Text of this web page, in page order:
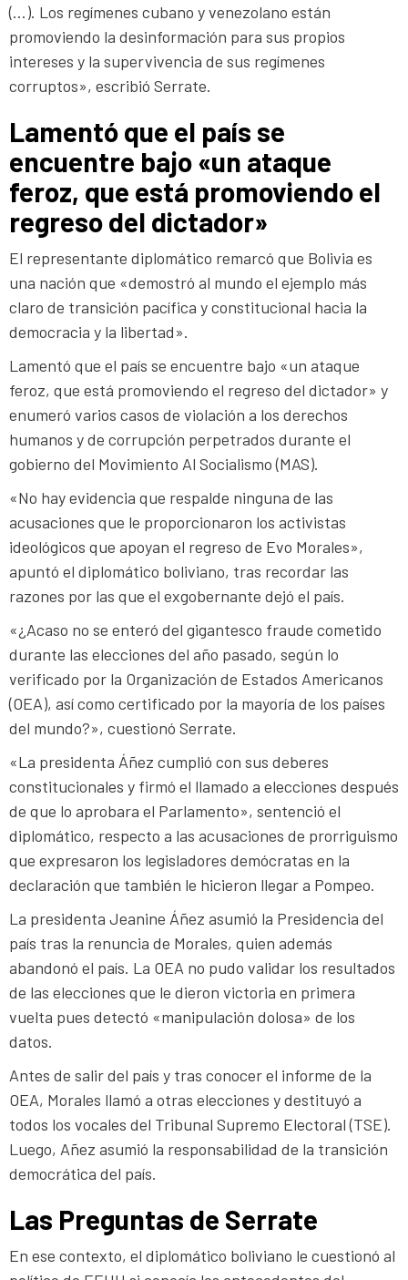
(…). Los regímenes cubano y venezolano están
promoviendo la desinformación para sus propios
intereses y la supervivencia de sus regímenes
corruptos», escribió Serrate.
Lamentó que el país se
encuentre bajo «un ataque
feroz, que está promoviendo el
regreso del dictador»
El representante diplomático remarcó que Bolivia es
una nación que «demostró al mundo el ejemplo más
claro de transición pacífica y constitucional hacia la
democracia y la libertad».
Lamentó que el país se encuentre bajo «un ataque
feroz, que está promoviendo el regreso del dictador» y
enumeró varios casos de violación a los derechos
humanos y de corrupción perpetrados durante el
gobierno del Movimiento Al Socialismo (MAS).
«No hay evidencia que respalde ninguna de las
acusaciones que le proporcionaron los activistas
ideológicos que apoyan el regreso de Evo Morales»,
apuntó el diplomático boliviano, tras recordar las
razones por las que el exgobernante dejó el país.
«¿Acaso no se enteró del gigantesco fraude cometido
durante las elecciones del año pasado, según lo
verificado por la Organización de Estados Americanos
(OEA), así como certificado por la mayoría de los países
del mundo?», cuestionó Serrate.
«La presidenta Áñez cumplió con sus deberes
constitucionales y firmó el llamado a elecciones después
de que lo aprobara el Parlamento», sentenció el
diplomático, respecto a las acusaciones de prorriguismo
que expresaron los legisladores demócratas en la
declaración que también le hicieron llegar a Pompeo.
La presidenta Jeanine Áñez asumió la Presidencia del
país tras la renuncia de Morales, quien además
abandonó el país. La OEA no pudo validar los resultados
de las elecciones que le dieron victoria en primera
vuelta pues detectó «manipulación dolosa» de los
datos.
Antes de salir del país y tras conocer el informe de la
OEA, Morales llamó a otras elecciones y destituyó a
todos los vocales del Tribunal Supremo Electoral (TSE).
Luego, Añez asumió la responsabilidad de la transición
democrática del país.
Las Preguntas de Serrate
En ese contexto, el diplomático boliviano le cuestionó al